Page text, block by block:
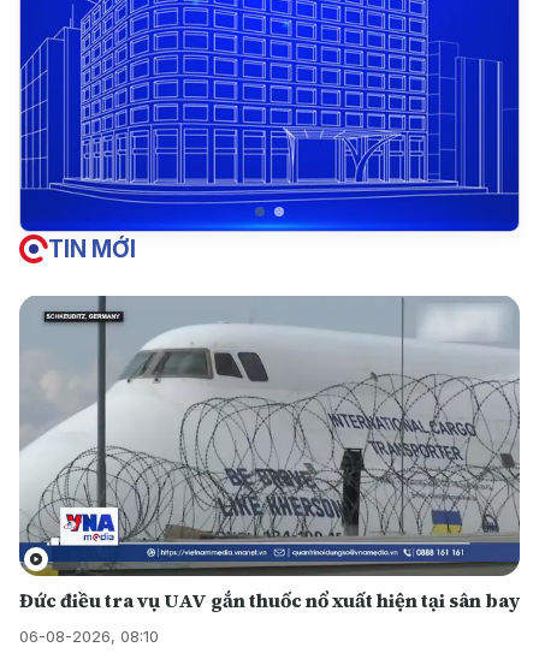
TIN MỚI
Đức điều tra vụ UAV gắn thuốc nổ xuất hiện tại sân bay
06-08-2026, 08:10